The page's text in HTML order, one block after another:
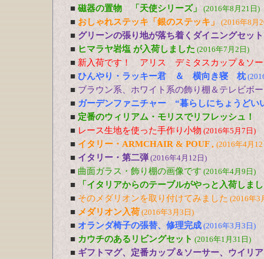
■ 磁器の置物 「天使シリーズ」 (2016年8月21日)
■ おしゃれステッキ「銀のステッキ」 (2016年8月
■ グリーンの張り地が落ち着くダイニングセッ
■ ヒマラヤ岩塩 が入荷しました (2016年7月2日)
■ 新入荷です！ アリス デミタスカップ＆ソ
■ ひんやり・ラッキー君 ＆ 横向き寝 枕
■ ブラウン系、ホワイト系の飾り棚＆テレビボ
■ ガーデンファニチャー “暮らしにちょうど
■ 定番のウィリアム・モリスでリフレッシュ！
■ レース生地を使った手作り小物 (2016年5月7日)
■ イタリー・ARMCHAIR & POUF , (2016年4月
■ イタリー・第二弾 (2016年4月12日)
■ 曲面ガラス・飾り棚の画像です (2016年4月9日)
■
「イタリアからのテーブルがやっと入荷しま
■ そのメダリオンを取り付けてみました (2016年3
■ メダリオン入荷 (2016年3月3日)
■ オランダ椅子の張替、修理完成 (2016年3月3日)
■ カウチのあるリビングセット (2016年1月31日)
■ ギフトマグ、定番カップ＆ソーサー、ウイリ